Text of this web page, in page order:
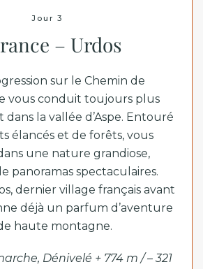
Jour 3
– Urdos
sur le Chemin de
vous conduit toujours plus
la vallée d’Aspe. Entouré
élancés et de forêts, vous
une nature grandiose,
panoramas spectaculaires.
dernier village français avant
déjà un parfum d’aventure
haute montagne.
Dénivelé + 774 m / – 321